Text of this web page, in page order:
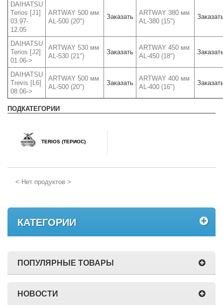
DAIHATSU
Terios [J1]
03.97-
12.05
ARTWAY 500 мм
AL-500 (20")
Заказать
ARTWAY 380 мм
AL-380 (15")
DAIHATSU
Terios [J2]
01.06->
ARTWAY 530 мм
AL-530 (21")
Заказать
ARTWAY 450 мм
AL-450 (18")
DAIHATSU
Trevis [L6]
08.06->
ARTWAY 500 мм
AL-500 (20")
Заказать
ARTWAY 400 мм
AL-400 (16")
ПОДКАТЕГОРИИ
TERIOS (ТЕРИОС)
< Нет продуктов >
КАТЕГОРИИ
ПОПУЛЯРНЫЕ ТОВАРЫ
НОВОСТИ